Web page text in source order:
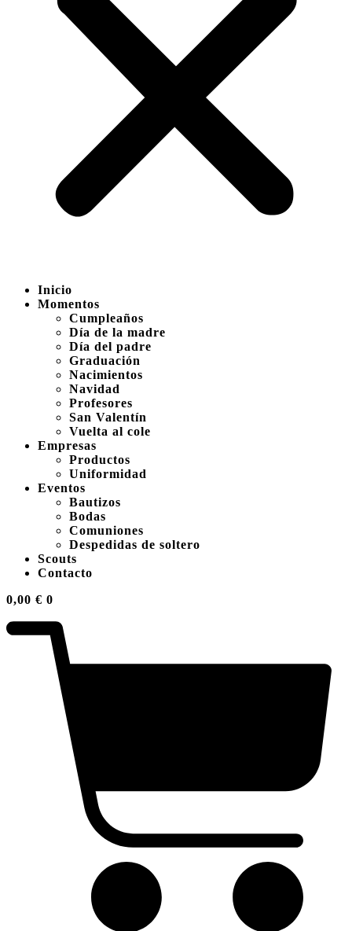
Inicio
Momentos
Cumpleaños
Día de la madre
Día del padre
Graduación
Nacimientos
Navidad
Profesores
San Valentín
Vuelta al cole
Empresas
Productos
Uniformidad
Eventos
Bautizos
Bodas
Comuniones
Despedidas de soltero
Scouts
Contacto
0,00 € 0